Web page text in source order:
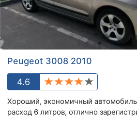
Peugeot 3008 2010
4.6
Хороший, экономичный
расход 6 литров, отлично